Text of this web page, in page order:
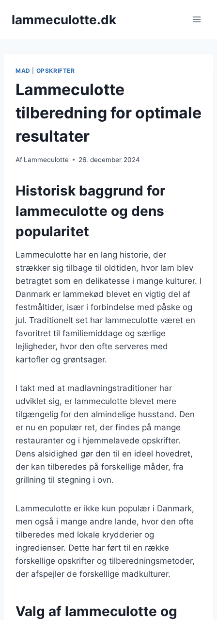
lammeculotte.dk
MAD OPSKRIFTER
Lammeculotte
tilberedning for optimale
resultater
Af Lammeculotte 26. december 2024
Historisk baggrund for
lammeculotte og dens
popularitet
Lammeculotte har en lang historie, der
strækker sig tilbage til oldtiden, hvor lam blev
betragtet som en delikatesse i mange kulturer. I
Danmark er lammekød blevet en vigtig del af
festmåltider, især i forbindelse med påske og
jul. Traditionelt set har lammeculotte været en
favoritret til familiemiddage og særlige
lejligheder, hvor den ofte serveres med
kartofler og grøntsager.
I takt med at madlavningstraditioner har
udviklet sig, er lammeculotte blevet mere
tilgængelig for den almindelige husstand. Den
er nu en populær ret, der findes på mange
restauranter og i hjemmelavede opskrifter.
Dens alsidighed gør den til en ideel hovedret,
der kan tilberedes på forskellige måder, fra
grillning til stegning i ovn.
Lammeculotte er ikke kun populær i Danmark,
men også i mange andre lande, hvor den ofte
tilberedes med lokale krydderier og
ingredienser. Dette har ført til en række
forskellige opskrifter og tilberedningsmetoder,
der afspejler de forskellige madkulturer.
Valg af lammeculotte og